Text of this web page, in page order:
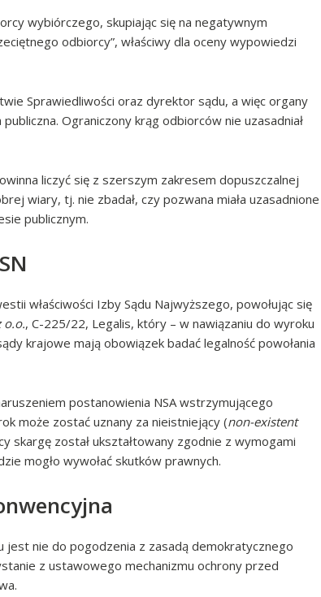
wybiórczego, skupiając się na negatywnym
odbiorcy”, właściwy dla oceny wypowiedzi
Sprawiedliwości oraz dyrektor sądu, a więc organy
Ograniczony krąg odbiorców nie uzasadniał
liczyć się z szerszym zakresem dopuszczalnej
wiary, tj. nie zbadał, czy pozwana miała uzasadnione
publicznym.
właściwości Izby Sądu Najwyższego, powołując się
o.o., C-225/22, Legalis, który – w nawiązaniu do wyroku
krajowe mają obowiązek badać legalność powołania
postanowienia NSA wstrzymującego
może zostać uznany za nieistniejący (non-existent
skargę został ukształtowany zgodnie z wymogami
mogło wywołać skutków prawnych.
jest nie do pogodzenia z zasadą demokratycznego
z ustawowego mechanizmu ochrony przed